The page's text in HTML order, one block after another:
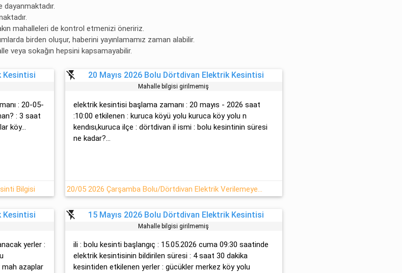
dayanmaktadır.
mahalleleri de kontrol etmenizi öneririz.
birden oluşur, haberini yayınlamamız zaman alabilir.
veya sokağın hepsini kapsamayabilir.
Kesintisi
: 20-05-
: 3 saat
köy...
Bilgisi
flash_off 20 Mayıs 2026 Bolu Dörtdivan Elektrik Kesintisi
Mahalle bilgisi girilmemiş
elektrik kesintisi başlama zamanı : 20 mayıs - 2026 saat
:10:00 etkilenen : kuruca köyü yolu kuruca köy yolu n
kendısı,kuruca ilçe : dörtdivan il ismi : bolu kesintinin süresi
ne kadar?...
20/05 2026 Çarşamba Bolu/Dörtdivan Elektrik Verilemeyecektir
Kesintisi
yerler :
azaplar
flash_off 15 Mayıs 2026 Bolu Dörtdivan Elektrik Kesintisi
Mahalle bilgisi girilmemiş
ili : bolu kesinti başlangıç : 15.05.2026 cuma 09:30 saatinde
elektrik kesintisinin bildirilen süresi : 4 saat 30 dakika
kesintiden etkilenen yerler : gücükler merkez köy yolu